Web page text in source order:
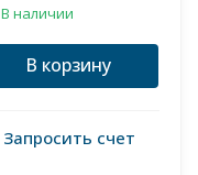
В наличии
В корзину
Запросить счет